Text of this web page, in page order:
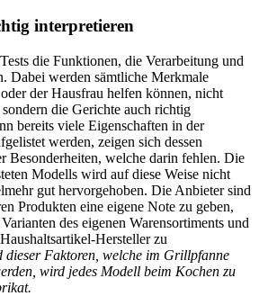
interpretieren
die Funktionen, die Verarbeitung und
Dabei werden sämtliche Merkmale
der Hausfrau helfen können, nicht
die Gerichte auch richtig
bereits viele Eigenschaften in der
werden, zeigen sich dessen
Besonderheiten, welche darin fehlen. Die
Modells wird auf diese Weise nicht
gut hervorgehoben. Die Anbieter sind
Produkten eine eigene Note zu geben,
des eigenen Warensortiments und
Hersteller zu
dieser Faktoren, welche im Grillpfanne
wird jedes Modell beim Kochen zu